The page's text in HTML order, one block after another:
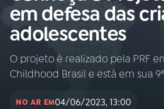
na
Rádio
Nacional
Buscar
AO VIVO
INÍCIO
em defesa das
adolescentes
O projeto é realizado pela PRF
Childhood Brasil e está em sua
NO AR EM04/06/2023, 13:00